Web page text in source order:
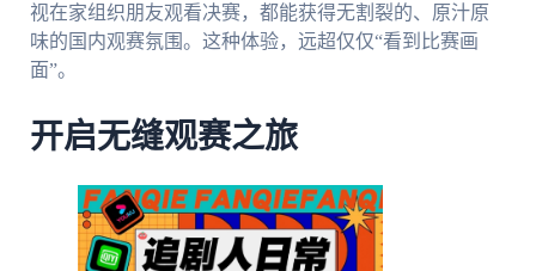
视在家组织朋友观看决赛，都能获得无割裂的、原汁原
味的国内观赛氛围。这种体验，远超仅仅“看到比赛画
面”。
开启无缝观赛之旅